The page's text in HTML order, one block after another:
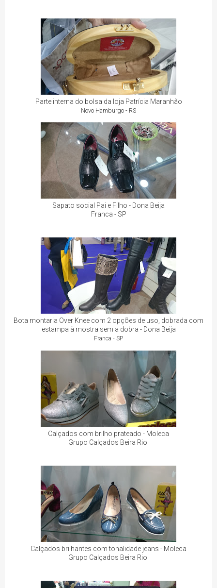
Parte interna do bolsa da loja Patrícia Maranhão
Novo Hamburgo - RS
Sapato social Pai e Filho - Dona Beija
Franca - SP
Bota montaria Over Knee com 2 opções de uso, dobrada com
estampa à mostra sem a dobra - Dona Beija
Franca - SP
Calçados com brilho prateado - Moleca
Grupo Calçados Beira Rio
Calçados brilhantes com tonalidade jeans - Moleca
Grupo Calçados Beira Rio